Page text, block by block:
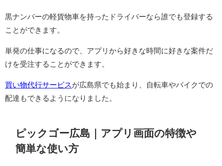
黒ナンバーの軽貨物車を持ったドライバーなら誰でも登録する
ことができます。
単発の仕事になるので、アプリから好きな時間に好きな案件だ
けを受注することができます。
買い物代行サービス が広島県でも始まり、自転車やバイクでの
配達もできるようになりました。
ピックゴー広島｜アプリ画面の特徴や
簡単な使い方